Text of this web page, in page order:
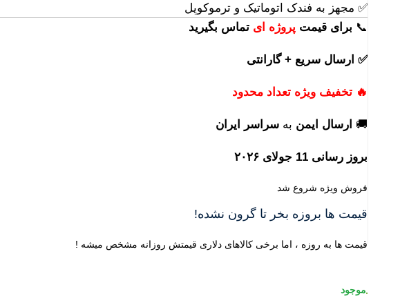
✅ مجهز به فندک اتوماتیک و ترموکوپل
📞 برای قیمت پروژه ای تماس بگیرید
✅ ارسال سریع + گارانتی
🔥 تخفیف ویژه تعداد محدود
🚚 ارسال ایمن به سراسر ایران
بروز رسانی 11 جولای ۲۰۲۶
فروش ویژه شروع شد
قیمت ها بروزه بخر تا گرون نشده!
قیمت ها به روزه ، اما برخی کالاهای دلاری قیمتش روزانه مشخص میشه !